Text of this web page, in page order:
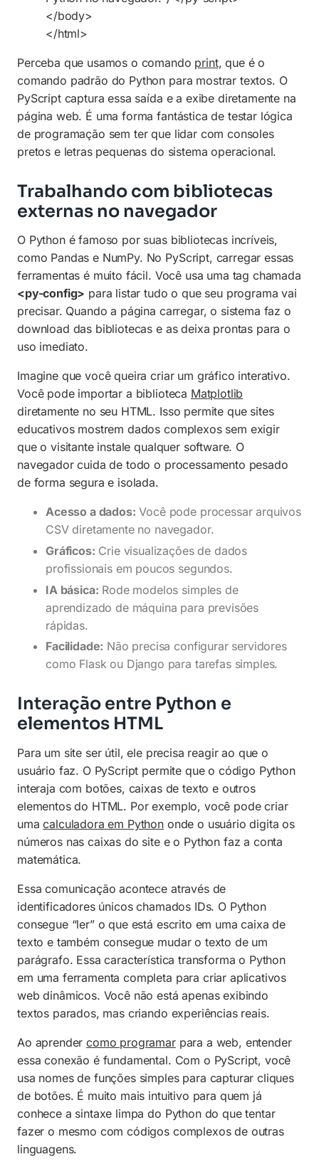
</body>
</html>
Perceba que usamos o comando print, que é o
comando padrão do Python para mostrar textos. O
PyScript captura essa saída e a exibe diretamente na
página web. É uma forma fantástica de testar lógica
de programação sem ter que lidar com consoles
pretos e letras pequenas do sistema operacional.
Trabalhando com bibliotecas
externas no navegador
O Python é famoso por suas bibliotecas incríveis,
como Pandas e NumPy. No PyScript, carregar essas
ferramentas é muito fácil. Você usa uma tag chamada
<py-config> para listar tudo o que seu programa vai
precisar. Quando a página carregar, o sistema faz o
download das bibliotecas e as deixa prontas para o
uso imediato.
Imagine que você queira criar um gráfico interativo.
Você pode importar a biblioteca Matplotlib
diretamente no seu HTML. Isso permite que sites
educativos mostrem dados complexos sem exigir
que o visitante instale qualquer software. O
navegador cuida de todo o processamento pesado
de forma segura e isolada.
Acesso a dados: Você pode processar arquivos
CSV diretamente no navegador.
Gráficos: Crie visualizações de dados
profissionais em poucos segundos.
IA básica: Rode modelos simples de
aprendizado de máquina para previsões
rápidas.
Facilidade: Não precisa configurar servidores
como Flask ou Django para tarefas simples.
Interação entre Python e
elementos HTML
Para um site ser útil, ele precisa reagir ao que o
usuário faz. O PyScript permite que o código Python
interaja com botões, caixas de texto e outros
elementos do HTML. Por exemplo, você pode criar
umacalculadora em Python onde o usuário digita os
números nas caixas do site e o Python faz a conta
matemática.
Essa comunicação acontece através de
identificadores únicos chamados IDs. O Python
consegue “ler” o que está escrito em uma caixa de
texto e também consegue mudar o texto de um
parágrafo. Essa característica transforma o Python
em uma ferramenta completa para criar aplicativos
web dinâmicos. Você não está apenas exibindo
textos parados, mas criando experiências reais.
Ao aprendercomo programarpara a web, entender
essa conexão é fundamental. Com o PyScript, você
usa nomes de funções simples para capturar cliques
de botões. É muito mais intuitivo para quem já
conhece a sintaxe limpa do Python do que tentar
fazer o mesmo com códigos complexos de outras
linguagens.